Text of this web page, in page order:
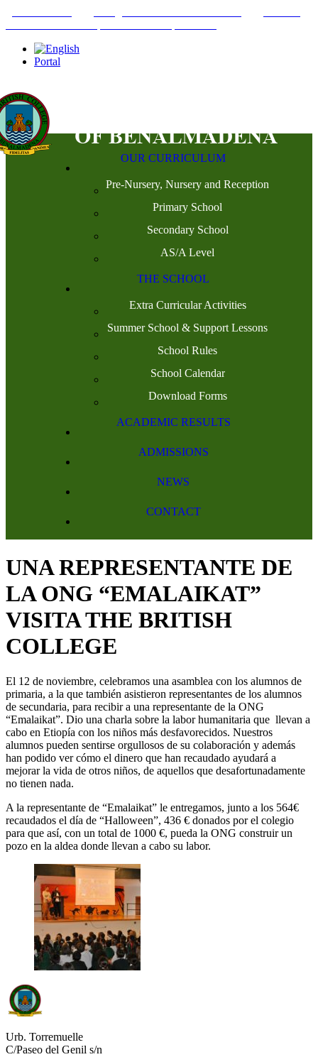
Portal
OUR CURRICULUM
Pre-Nursery, Nursery and Reception
Primary School
Secondary School
AS/A Level
THE SCHOOL
Extra Curricular Activities
Summer School & Support Lessons
School Rules
School Calendar
Download Forms
ACADEMIC RESULTS
ADMISSIONS
NEWS
CONTACT
UNA REPRESENTANTE DE
LA ONG “EMALAIKAT”
VISITA THE BRITISH
COLLEGE
El 12 de noviembre, celebramos una asamblea con los alumnos de
primaria, a la que también asistieron representantes de los alumnos
de secundaria, para recibir a una representante de la ONG
“Emalaikat”. Dio una charla sobre la labor humanitaria que llevan a
cabo en Etiopía con los niños más desfavorecidos. Nuestros
alumnos pueden sentirse orgullosos de su colaboración y además
han podido ver cómo el dinero que han recaudado ayudará a
mejorar la vida de otros niños, de aquellos que desafortunadamente
no tienen nada.
A la representante de “Emalaikat” le entregamos, junto a los 564€
recaudados el día de “Halloween”, 436 € donados por el colegio
para que así, con un total de 1000 €, pueda la ONG construir un
pozo en la aldea donde llevan a cabo su labor.
Urb. Torremuelle
C/Paseo del Genil s/n